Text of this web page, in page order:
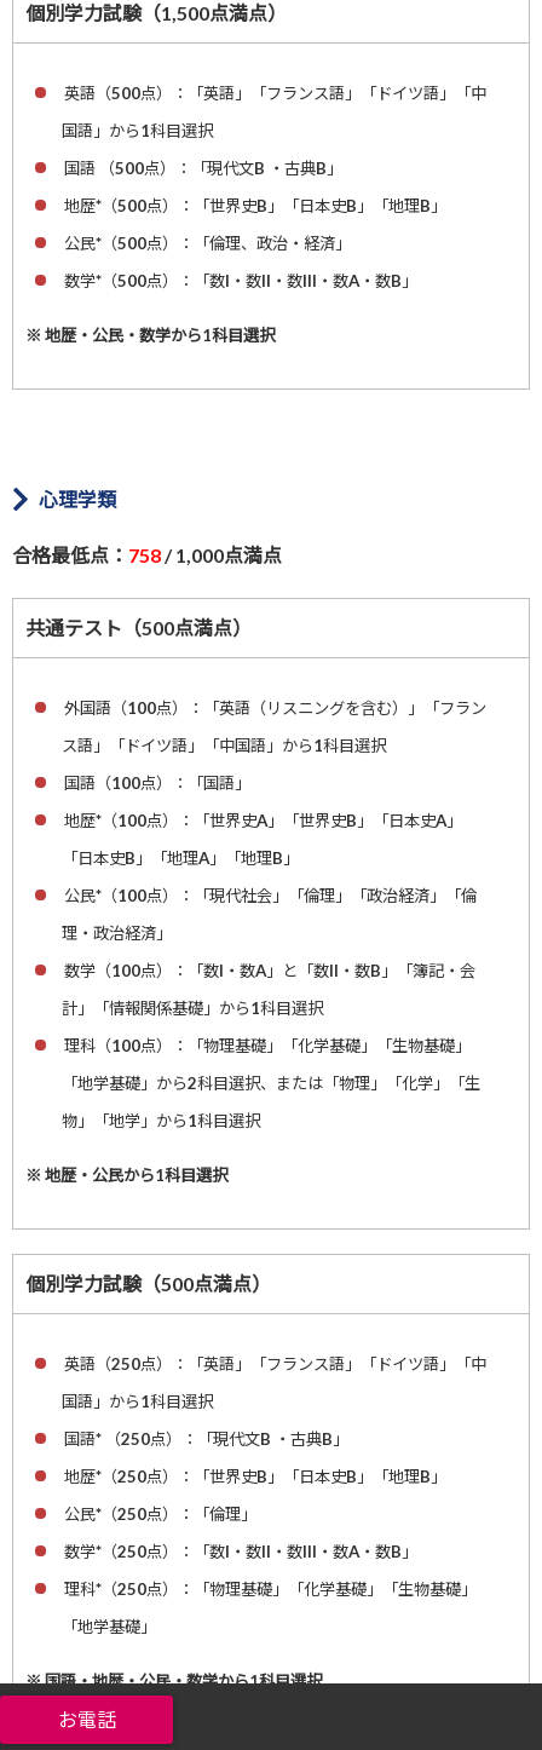
個別学力試験（1,500点満点）
英語（500点）：「英語」「フランス語」「ドイツ語」「中
国語」から1科目選択
国語 （500点）：「現代文B ・古典B」
地歴*（500点）：「世界史B」「日本史B」「地理B」
公民*（500点）：「倫理、政治・経済」
数学*（500点）：「数I・数II・数III・数A・数B」
※ 地歴・公民・数学から1科目選択
心理学類
合格最低点： 758/ 1,000点満点
共通テスト（500点満点）
外国語（100点）：「英語（リスニングを含む）」「フラン
ス語」「ドイツ語」「中国語」から1科目選択
国語（100点）：「国語」
地歴*（100点）：「世界史A」「世界史B」「日本史A」
「日本史B」「地理A」「地理B」
公民*（100点）：「現代社会」「倫理」「政治経済」「倫
理・政治経済」
数学（100点）：「数I・数A」と「数II・数B」「簿記・会
計」「情報関係基礎」から1科目選択
理科（100点）：「物理基礎」「化学基礎」「生物基礎」
「地学基礎」から2科目選択、または「物理」「化学」「生
物」「地学」から1科目選択
※ 地歴・公民から1科目選択
個別学力試験（500点満点）
英語（250点）：「英語」「フランス語」「ドイツ語」「中
国語」から1科目選択
国語* （250点）：「現代文B ・古典B」
地歴*（250点）：「世界史B」「日本史B」「地理B」
公民*（250点）：「倫理」
数学*（250点）：「数I・数II・数III・数A・数B」
理科*（250点）：「物理基礎」「化学基礎」「生物基礎」
「地学基礎」
※ 国語・地歴・公民・数学から1科目選択